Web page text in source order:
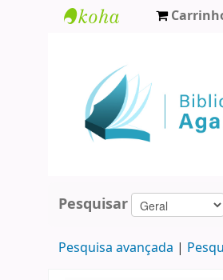
Agamenon
Magalhães
Pesquisar
Pesquisa avançada